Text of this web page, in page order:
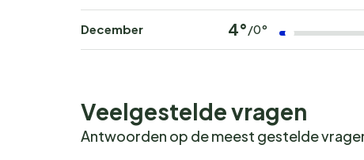
December 4°/0°
Veelgestelde vragen
Antwoorden op de meest gestelde